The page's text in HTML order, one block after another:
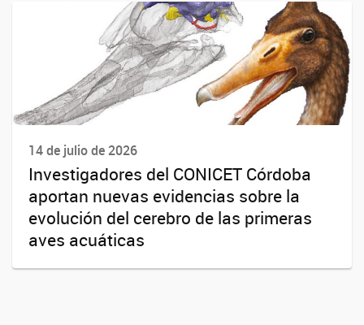
14 de julio de 2026
Investigadores del CONICET Córdoba
aportan nuevas evidencias sobre la
evolución del cerebro de las primeras
aves acuáticas